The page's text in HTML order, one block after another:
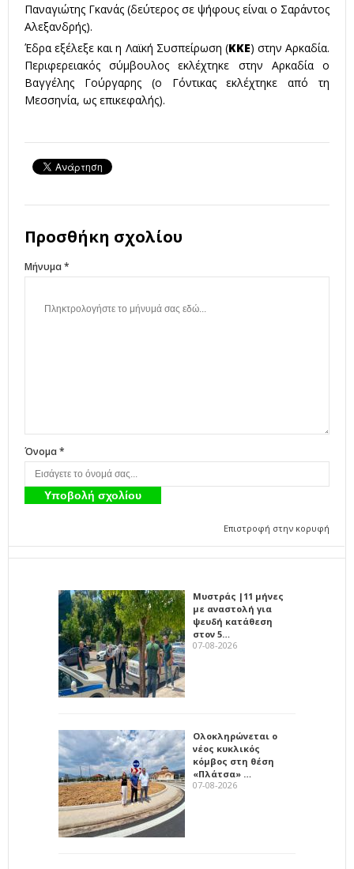
Παναγιώτης Γκανάς (δεύτερος σε ψήφους είναι ο Σαράντος
Αλεξανδρής).
Έδρα εξέλεξε και η Λαϊκή Συσπείρωση (ΚΚΕ) στην Αρκαδία.
Περιφερειακός σύμβουλος εκλέχτηκε στην Αρκαδία ο
Βαγγέλης Γούργαρης (ο Γόντικας εκλέχτηκε από τη
Μεσσηνία, ως επικεφαλής).
Προσθήκη σχολίου
Μήνυμα *
Όνομα *
Επιστροφή στην κορυφή
Μυστράς |11 μήνες
με αναστολή για
ψευδή κατάθεση
στον 5…
07-08-2026
Ολοκληρώνεται ο
νέος κυκλικός
κόμβος στη θέση
«Πλάτσα» …
07-08-2026